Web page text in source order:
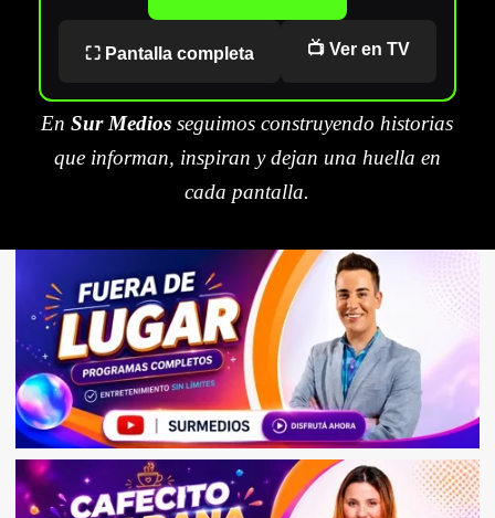
⛶ Pantalla completa 📺 Ver en TV
EnSur Medios seguimos construyendo historias
que informan, inspiran y dejan una huella en
cada pantalla.